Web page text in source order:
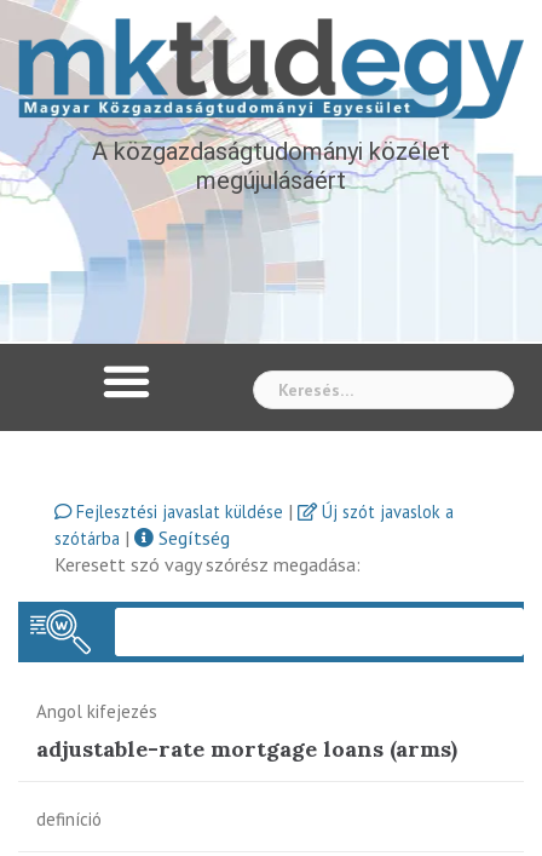
A közgazdaságtudományi közélet
megújulásáért
Fejlesztési javaslat küldése |
Új szót javaslok a
szótárba |
Segítség
Keresett szó vagy szórész megadása:
Angol kifejezés
adjustable-rate mortgage loans (arms)
definíció